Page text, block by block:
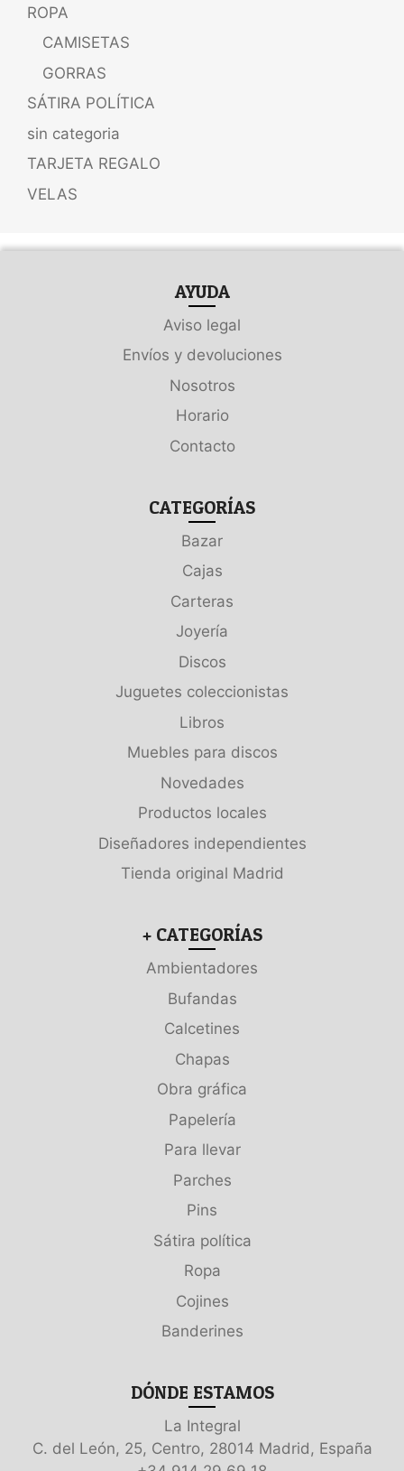
ROPA
CAMISETAS
GORRAS
SÁTIRA POLÍTICA
sin categoria
TARJETA REGALO
VELAS
AYUDA
Aviso legal
Envíos y devoluciones
Nosotros
Horario
Contacto
CATEGORÍAS
Bazar
Cajas
Carteras
Joyería
Discos
Juguetes coleccionistas
Libros
Muebles para discos
Novedades
Productos locales
Diseñadores independientes
Tienda original Madrid
+ CATEGORÍAS
Ambientadores
Bufandas
Calcetines
Chapas
Obra gráfica
Papelería
Para llevar
Parches
Pins
Sátira política
Ropa
Cojines
Banderines
DÓNDE ESTAMOS
La Integral
C. del León, 25, Centro, 28014 Madrid, España